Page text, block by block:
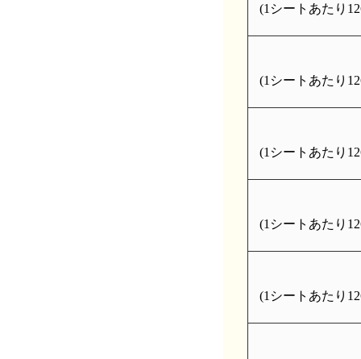
(1シートあたり
(1シートあたり
(1シートあたり
(1シートあたり
(1シートあたり